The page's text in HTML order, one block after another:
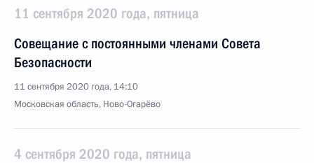
11 сентября 2020 года, пятница
Совещание с постоянными членами Совета
Безопасности
11 сентября 2020 года, 14:10
Московская область, Ново-Огарёво
4 сентября 2020 года, пятница